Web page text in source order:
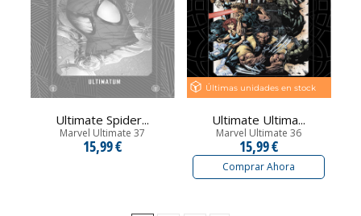
Ultimate Spider...
Marvel Ultimate 37
15,99 €
Últimas unidades en stock
Ultimate Ultima...
Marvel Ultimate 36
15,99 €
Comprar Ahora